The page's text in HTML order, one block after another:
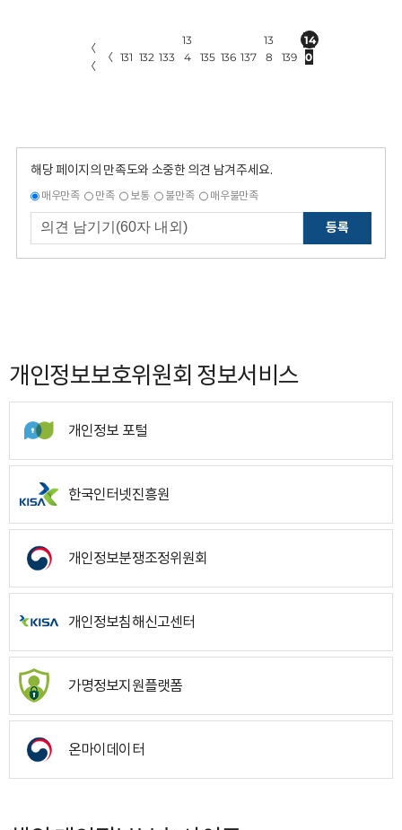
〈
〈
〈 131 132 133
13
4
135 136 137
13
8
139
14
0
해당 페이지의 만족도와 소중한 의견 남겨주세요.
매우만족 만족 보통 불만족 매우불만족
등록
개인정보보호위원회 정보서비스
개인정보 포털
한국인터넷진흥원
개인정보분쟁조정위원회
개인정보침해신고센터
가명정보지원플랫폼
온마이데이터